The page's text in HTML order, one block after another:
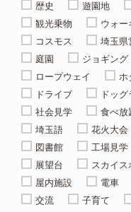
歴史
遊園地
観光乗物
ウォー
コスモス
埼玉県
庭園
ジョギング
ロープウェイ
ホ
ドライブ
ドッグ
社会見学
食べ放
埼玉語
花火大会
図書館
工場見学
展望台
スカイス
屋内施設
電車
交流
子育て